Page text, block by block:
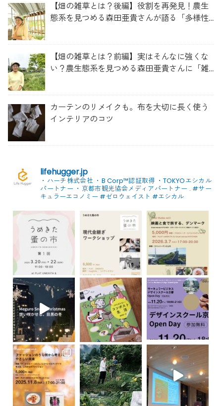
【畑の雑草とは？後編】役割を再発見！農生
態系を見つめる森田亜貴さんが語る「多様性
【畑の雑草とは？前編】実はそんなに強くな
い？農生態系を見つめる森田亜貴さんに「雑
カーテンのリメイクも。布を大切に長く使う
インテリアのコツ
lifehugger.jp
・ハーチ株式会社 ・B Corp™認証取得 ・TOKYOエシカル
パートナー ・京都市観光協会メディアパートナー . #サー
キュラーエコノミー #ゼロウェイスト #エシカル